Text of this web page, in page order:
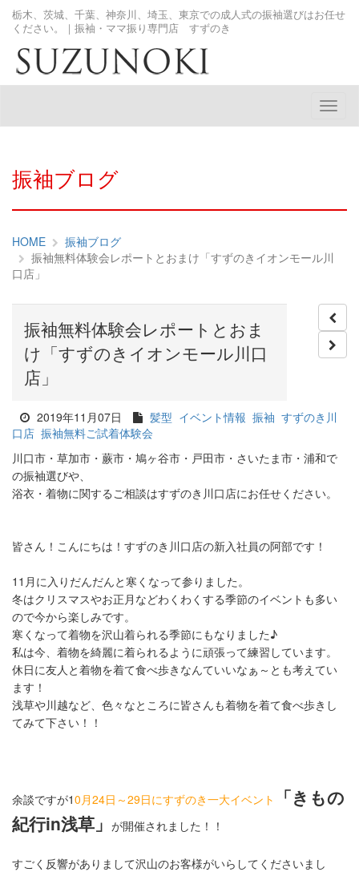
栃木、茨城、千葉、神奈川、埼玉、東京での成人式の振袖選びはお任せ
ください。｜振袖・ママ振り専門店 すずのき
メ
ニ
振袖ブログ
HOME
振袖ブログ
振袖無料体験会レポートとおまけ「すずのきイオンモール川
口店」
振袖無料体験会レポートとおま
け「すずのきイオンモール川口
店」
2019年11月07日 髪型 イベント情報 振袖 すずのき川
口店 振袖無料ご試着体験会
川口市・草加市・蕨市・鳩ヶ谷市・戸田市・さいたま市・浦和で
の振袖選びや、
浴衣・着物に関するご相談はすずのき川口店にお任せください。
皆さん！こんにちは！すずのき川口店の新入社員の阿部です！
11月に入りだんだんと寒くなって参りました。
冬はクリスマスやお正月などわくわくする季節のイベントも多い
ので今から楽しみです。
寒くなって着物を沢山着られる季節にもなりました♪
私は今、着物を綺麗に着られるように頑張って練習しています。
休日に友人と着物を着て食べ歩きなんていいなぁ～とも考えてい
ます！
浅草や川越など、色々なところに皆さんも着物を着て食べ歩きし
てみて下さい！！
余談ですが10月24日～29日にすずのき一大イベント
「きもの
紀行in浅草」 が開催されました！！
すごく反響がありまして沢山のお客様がいらしてくださいまし